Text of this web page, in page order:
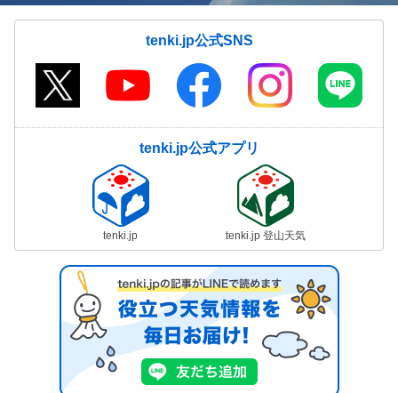
tenki.jp公式SNS
tenki.jp公式アプリ
tenki.jp tenki.jp 登山天気